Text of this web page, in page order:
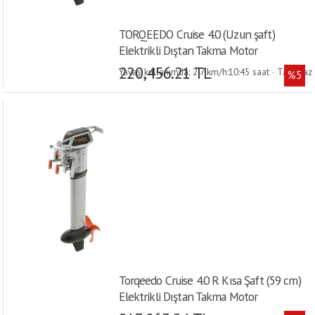
TORQEEDO Cruise 4.0 (Uzun şaft)
Elektrikli Dıştan Takma Motor
Yavaş kullanımda: 2.7 km/h:10:45 saat · Tam gaz
kullanımda 7.0 km/h:01:10 saat ·
220,456.21 TL %5
Torqeedo Cruise 4.0 R Kısa Şaft (59 cm)
Elektrikli Dıştan Takma Motor